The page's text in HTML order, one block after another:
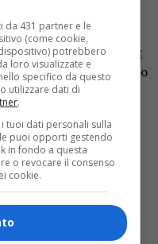
e Vallestrona.
dall’anno 2024-2025. I
termineranno il percorso
scelta importante
sono aziende
Zegna,
Successori Reda,
Lane Borgosesia,
Accademia Unidee -
da 431 partner e le
(come cookie,
potrebbero
loro visualizzate e
specifico da questo
utilizzare dati di
.
dati personali sulla
puoi opporti gestendo
in fondo a questa
o revocare il consenso
cookie.